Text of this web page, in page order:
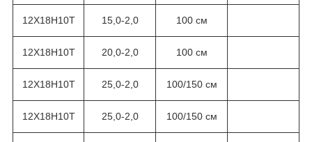
12Х18Н10Т 15,0-2,0 100 см
12Х18Н10Т 20,0-2,0 100 см
12Х18Н10Т 25,0-2,0 100/150 см
12Х18Н10Т 25,0-2,0 100/150 см